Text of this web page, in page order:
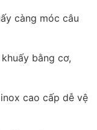
càng móc câu
bằng cơ,
cao cấp dễ vệ